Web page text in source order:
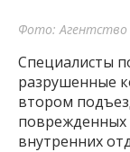
Фото: Агентство
Специалисты
разрушенные
втором
поврежденных
внутренних